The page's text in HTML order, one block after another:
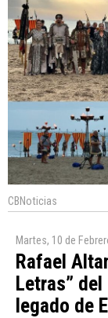
CBNoticias
Martes, 10 de
Rafael
Letras”
legado de